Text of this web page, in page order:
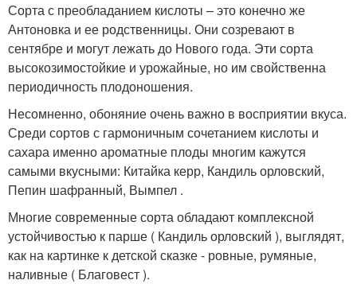
Сорта с преобладанием кислоты – это конечно же
Антоновка и ее родственницы. Они созревают в
сентябре и могут лежать до Нового года. Эти сорта
высокозимостойкие и урожайные, но им свойственна
периодичность плодоношения.
Несомненно, обоняние очень важно в восприятии вкуса.
Среди сортов с гармоничным сочетанием кислоты и
сахара именно ароматные плоды многим кажутся
самыми вкусными: Китайка керр, Кандиль орловский,
Пепин шафранный, Вымпел .
Многие современные сорта обладают комплексной
устойчивостью к парше ( Кандиль орловский ), выглядят,
как на картинке к детской сказке - ровные, румяные,
наливные ( Благовест ).